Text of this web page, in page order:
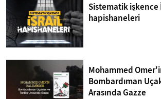
Sistematik işkence
hapishaneleri
Mohammed
Bombardıman
Arasında Gazze